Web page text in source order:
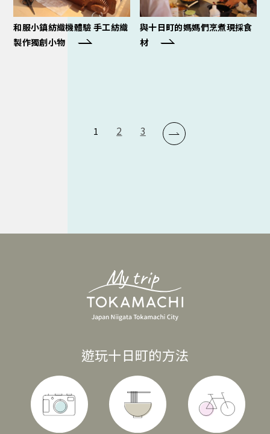
和服小鎮紡織機體驗 手工紡織
製作獨創小物
與十日町的媽媽們烹煮現採食
材
1 2 3
遊玩十日町的方法